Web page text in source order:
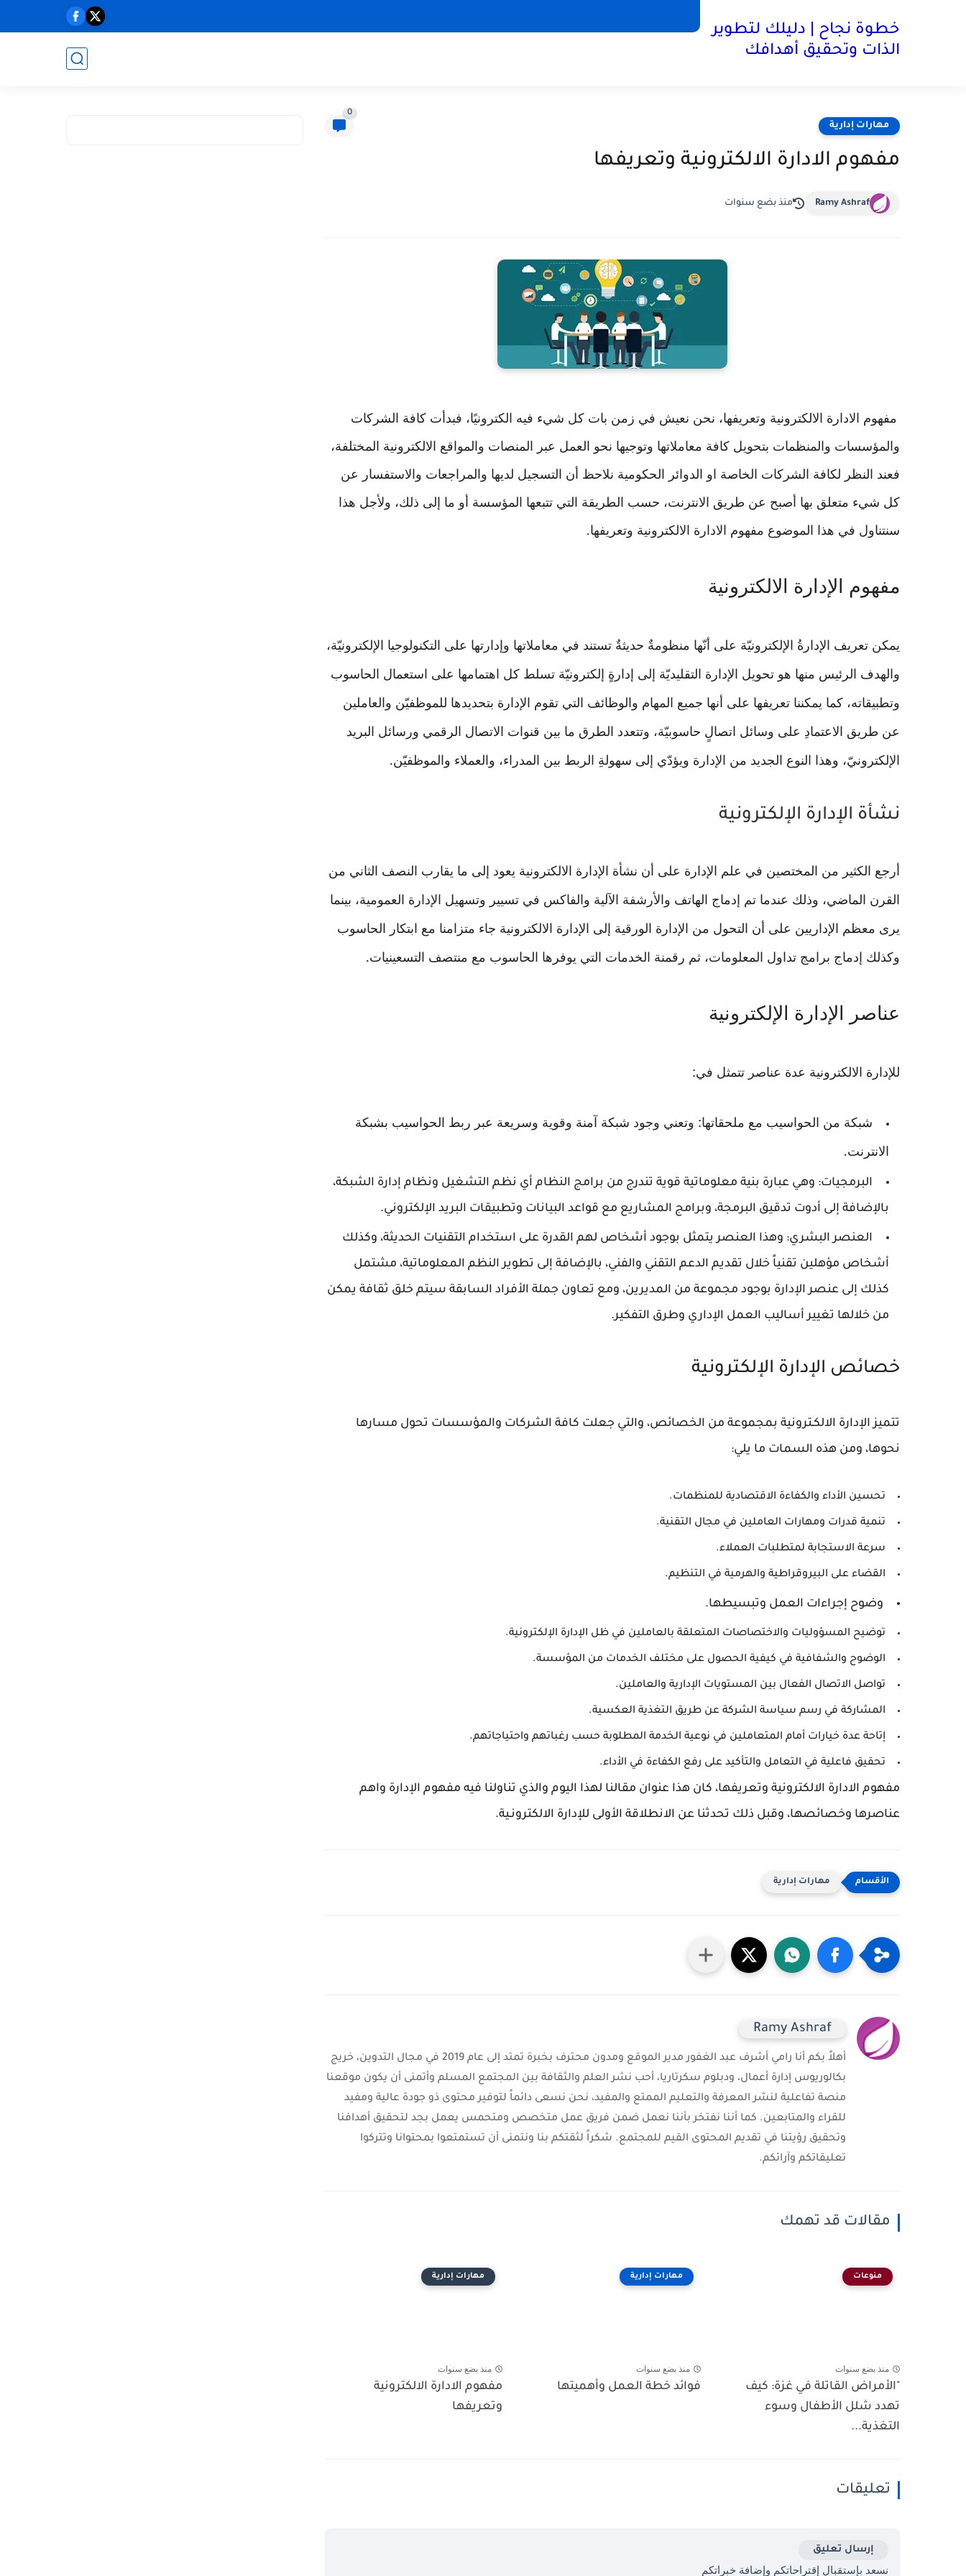
خطوة نجاح | دليلك لتطوير
الذات وتحقيق أهدافك
مهارات إدارية
0
مفهوم الادارة الالكترونية وتعريفها
Ramy Ashraf منذ بضع سنوات
مفهوم الادارة الالكترونية وتعريفها، نحن نعيش في زمن بات كل شيء فيه الكترونيًا، فبدأت كافة الشركات
والمؤسسات والمنظمات بتحويل كافة معاملاتها وتوجيها نحو العمل عبر المنصات والمواقع الالكترونية المختلفة،
فعند النظر لكافة الشركات الخاصة او الدوائر الحكومية نلاحظ أن التسجيل لديها والمراجعات والاستفسار عن
كل شيء متعلق بها أصبح عن طريق الانترنت، حسب الطريقة التي تتبعها المؤسسة أو ما إلى ذلك، ولأجل هذا
سنتناول في هذا الموضوع مفهوم الادارة الالكترونية وتعريفها.
مفهوم الإدارة الالكترونية
يمكن تعريف الإدارةُ الإلكترونيّة على أنّها منظومةٌ حديثةٌ تستند في معاملاتها وإدارتها على التكنولوجيا الإلكترونيّة،
والهدف الرئيس منها هو تحويل الإدارة التقليديّة إلى إدارةٍ إلكترونيّة تسلط كل اهتمامها على استعمال الحاسوب
وتطبيقاته، كما يمكننا تعريفها على أنها جميع المهام والوظائف التي تقوم الإدارة بتحديدها للموظفيّن والعاملين
عن طريق الاعتمادِ على وسائل اتصالٍ حاسوبيّة، وتتعدد الطرق ما بين قنوات الاتصال الرقمي ورسائل البريد
الإلكترونيّ، وهذا النوع الجديد من الإدارة ويؤدّي إلى سهولةِ الربط بين المدراء، والعملاء والموظفيّن.
نشأة الإدارة الإلكترونية
أرجع الكثير من المختصين في علم الإدارة على أن نشأة الإدارة الالكترونية يعود إلى ما يقارب النصف الثاني من
القرن الماضي، وذلك عندما تم إدماج الهاتف والأرشفة الآلية والفاكس في تسيير وتسهيل الإدارة العمومية، بينما
يرى معظم الإداريين على أن التحول من الإدارة الورقية إلى الإدارة الالكترونية جاء متزامنا مع ابتكار الحاسوب
وكذلك إدماج برامج تداول المعلومات، ثم رقمنة الخدمات التي يوفرها الحاسوب مع منتصف التسعينيات.
عناصر الإدارة الإلكترونية
للإدارة الالكترونية عدة عناصر تتمثل في:
شبكة من الحواسيب مع ملحقاتها: وتعني وجود شبكة آمنة وقوية وسريعة عبر ربط الحواسيب بشبكة
الانترنت.
البرمجيات: وهي عبارة بنية معلوماتية قوية تندرج من برامج النظام أي نظم التشغيل ونظام إدارة الشبكة،
بالإضافة إلى أدوت تدقيق البرمجة، وبرامج المشاريع مع قواعد البيانات وتطبيقات البريد الإلكتروني.
العنصر البشري: وهذا العنصر يتمثل بوجود أشخاص لهم القدرة على استخدام التقنيات الحديثة، وكذلك
أشخاص مؤهلين تقنياً خلال تقديم الدعم التقني والفني، بالإضافة إلى تطوير النظم المعلوماتية، مشتمل
كذلك إلى عنصر الإدارة بوجود مجموعة من المديرين، ومع تعاون جملة الأفراد السابقة سيتم خلق ثقافة يمكن
من خلالها تغيير أساليب العمل الإداري وطرق التفكير.
خصائص الإدارة الإلكترونية
تتميز الإدارة الالكـترونية بمجموعة من الخصائص، والتي جعلت كافة الشركات والمؤسسات تحول مسارها
نحوها، ومن هذه السمات ما يلي:
تحسين الأداء والكفاءة الاقتصادية للمنظمات.
تنمية قدرات ومهارات العاملين في مجال التقنية.
سرعة الاستجابة لمتطلبات العملاء.
القضاء على البيروقراطية والهرمية في التنظيم.
وضوح إجراءات العمل وتبسيطها.
توضيح المسؤوليات والاختصاصات المتعلقة بالعاملين في ظل الإدارة الإلكترونية.
الوضوح والشفافية في كيفية الحصول على مختلف الخدمات من المؤسسة.
تواصل الاتصال الفعال بين المستويات الإدارية والعاملين.
المشاركة في رسم سياسة الشركة عن طريق التغذية العكسية.
إتاحة عدة خيارات أمام المتعاملين في نوعية الخدمة المطلوبة حسب رغباتهم واحتياجاتهم.
تحقيق فاعلية في التعامل والتأكيد على رفع الكفاءة في الأداء.
مفهوم الادارة الالكترونية وتعريفها، كان هذا عنوان مقالنا لهذا اليوم والذي تناولنا فيه مفهوم الإدارة واهم
عناصرها وخصائصها، وقبل ذلك تحدثنا عن الانطلاقة الأولى للإدارة الالكترونـية.
مهارات إدارية
Ramy Ashraf
أهلاً بكم أنا رامي أشرف عبد الغفور مدير الموقع ومدون محترف بخبرة تمتد إلى عام 2019 في مجال التدوين، خريج
بكالوريوس إدارة أعمال، ودبلوم سكرتاريا، أحب نشر العلم والثقافة بين المجتمع المسلم وأتمنى أن يكون موقعنا
منصة تفاعلية لنشر المعرفة والتعليم الممتع والمفيد، نحن نسعى دائماً لتوفير محتوى ذو جودة عالية ومفيد
للقراء والمتابعين. كما أننا نفتخر بأننا نعمل ضمن فريق عمل متخصص ومتحمس يعمل بجد لتحقيق أهدافنا
وتحقيق رؤيتنا في تقديم المحتوى القيم للمجتمع. شكراً لثقتكم بنا ونتمنى أن تستمتعوا بمحتوانا وتتركوا
تعليقاتكم وآرائكم.
مقالات قد تهمك
منوعات
منذ بضع سنوات
"الأمراض القاتلة في غزة: كيف
تهدد شلل الأطفال وسوء
التغذية...
مهارات إدارية
منذ بضع سنوات
فوائد خطة العمل وأهميتها
مهارات إدارية
منذ بضع سنوات
مفهوم الادارة الالكترونية
وتعريفها
تعليقات
إرسال تعليق
نسعد بإستقبال إقتراحاتكم وإضافة خبراتكم